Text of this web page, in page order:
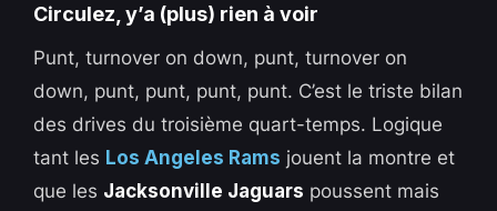
Circulez, y’a (plus) rien à voir
Punt, turnover on down, punt, turnover on
down, punt, punt, punt, punt. C’est le triste bilan
des drives du troisième quart-temps. Logique
tant les Los Angeles Rams jouent la montre et
que les Jacksonville Jaguars poussent mais